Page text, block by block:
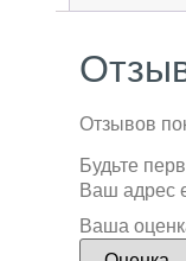
Отзывов
Будьте
Ваш адрес
Ваша